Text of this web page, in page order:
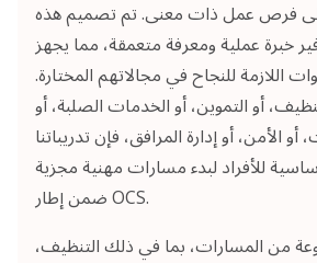
فرص عمل ذات معنى. تم تصميم هذه
خبرة عملية ومعرفة متعمقة، مما يجهز
اللازمة للنجاح في مجالاتهم المختارة.
أو التموين، أو الخدمات الصلبة، أو
أو الأمن، أو إدارة المرافق، فإن تدريباتنا
للأفراد لبدء مسارات مهنية مجزية
ضمن إطار OCS.
من المسارات، بما في ذلك التنظيف،